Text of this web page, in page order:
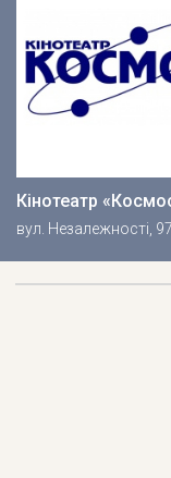
Кінотеатр
вул. Незалежності, 97